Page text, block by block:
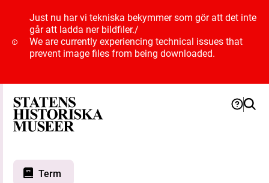
Just nu har vi tekniska bekymmer som gör att det inte
går att ladda ner bildfiler./
We are currently experiencing technical issues that
prevent image files from being downloaded.
Term